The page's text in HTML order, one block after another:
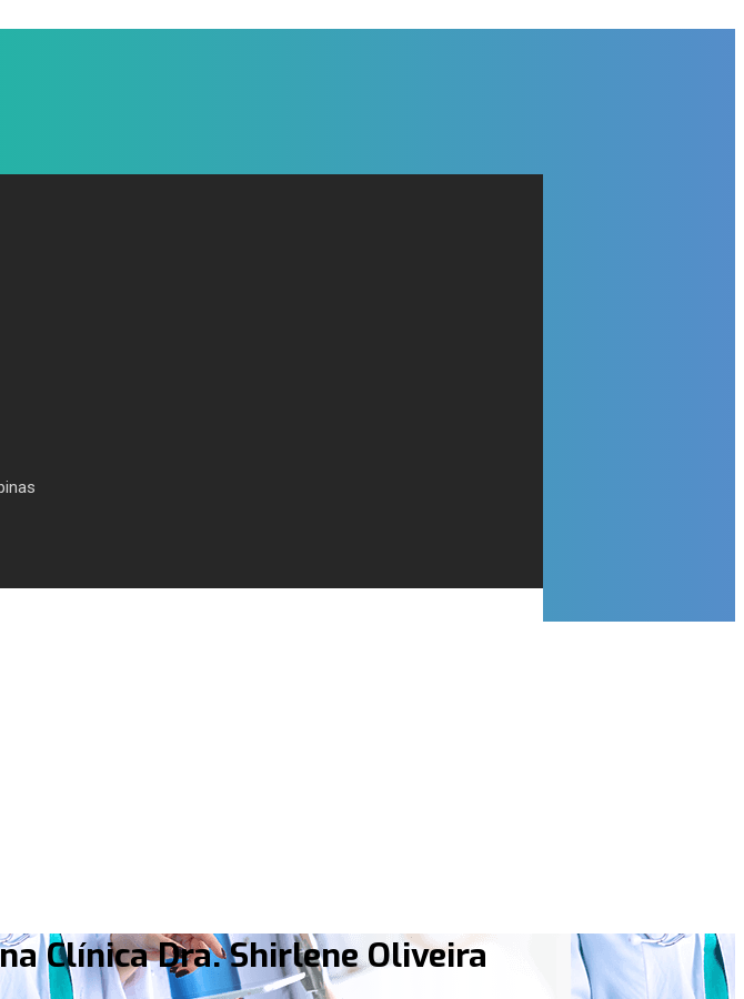
Clínica Dra. Shirlene Oliveira